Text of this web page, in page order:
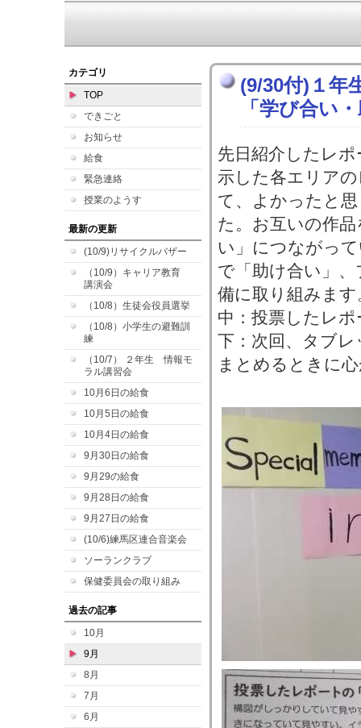
カテゴリ
TOP
できごと
お知らせ
給食
緊急連絡
授業のようす
最新の更新
(10/9)リサイクルバザー
（10/9）キャリア教育
講演会
（10/8）生徒会役員選挙
（10/8）小学生の避難訓
練
（10/7） ２年生 情報モ
ラル講習会
10月6日の給食
10月5日の給食
10月4日の給食
9月30日の給食
9月29の給食
9月28日の給食
9月27日の給食
(10/6)練馬区連合音楽会
ソーランクラブ
保健委員会の取り組み
過去の記事
10月
9月
8月
7月
6月
(9/30付)１年
「学び合い
先日紹介したレ
示した各エリア
て、よかったと
た。お互いの作
い」につながっ
で「助け合い」
備に取り組みます
中：投票したレ
下：次回、タブ
まとめるときに